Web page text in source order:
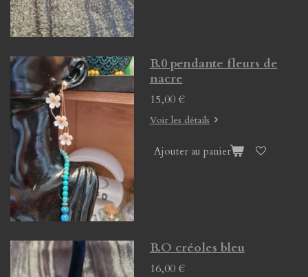
B.0 pendante fleurs de
nacre
15,00 €
Voir les détails
Ajouter au panier
B.O créoles bleu
16,00 €